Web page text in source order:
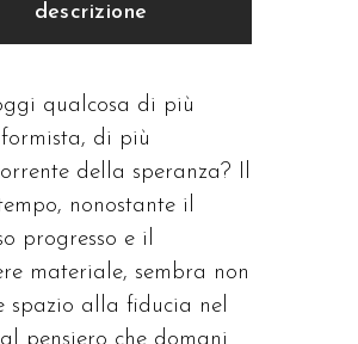
descrizione
qualcosa di più
di più
della speranza? Il
nonostante il
progresso e il
materiale, sembra non
spazio alla fiducia nel